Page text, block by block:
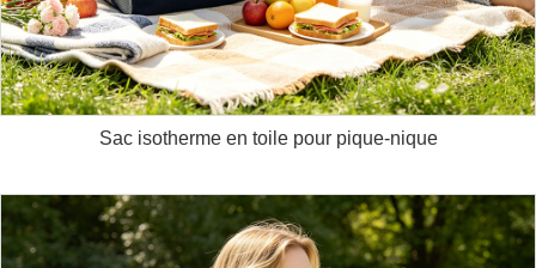
Sac isotherme en toile pour pique-nique